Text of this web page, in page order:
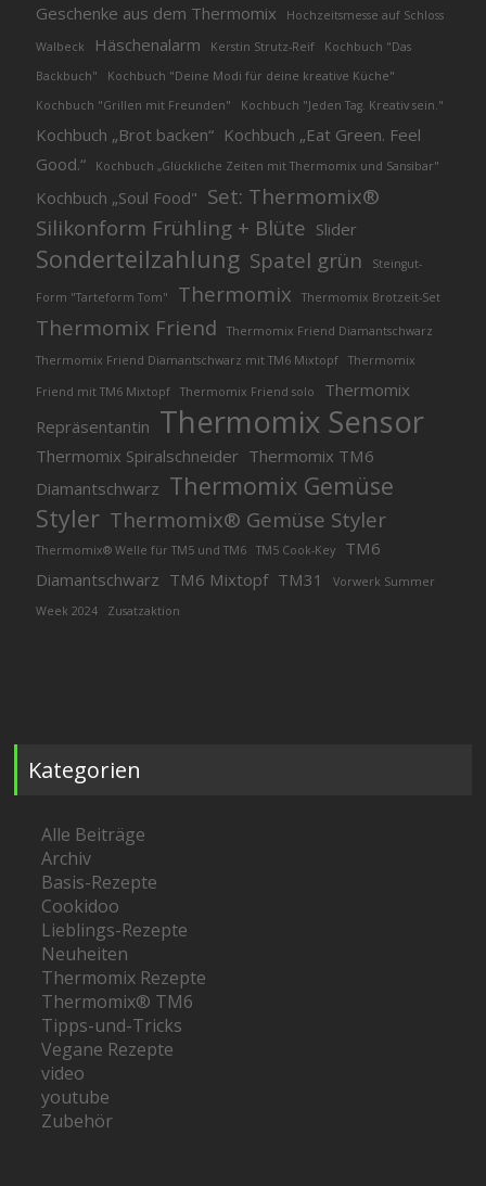
Geschenke aus dem Thermomix Hochzeitsmesse auf Schloss
Walbeck Häschenalarm Kerstin Strutz-Reif
Kochbuch "Das
Backbuch"
Kochbuch "Deine Modi für deine kreative Küche"
Kochbuch "Grillen mit Freunden"
Kochbuch "Jeden Tag. Kreativ sein."
Kochbuch „Brot backen“ Kochbuch „Eat Green. Feel
Good.“
Kochbuch „Glückliche Zeiten mit Thermomix und Sansibar"
Kochbuch „Soul Food" Set: Thermomix®
Silikonform Frühling + Blüte Slider
Sonderteilzahlung Spatel grün Steingut-
Form "Tarteform Tom" Thermomix Thermomix Brotzeit-Set
Thermomix Friend
Thermomix Friend Diamantschwarz
Thermomix Friend Diamantschwarz mit TM6 Mixtopf
Thermomix
Friend mit TM6 Mixtopf Thermomix Friend solo
Thermomix
Repräsentantin Thermomix Sensor
Thermomix Spiralschneider Thermomix TM6
Diamantschwarz Thermomix Gemüse
Styler Thermomix® Gemüse Styler
Thermomix® Welle für TM5 und TM6 TM5 Cook-Key
TM6
Diamantschwarz TM6 Mixtopf TM31
Vorwerk Summer
Week 2024
Zusatzaktion
Kategorien
Alle Beiträge
Archiv
Basis-Rezepte
Cookidoo
Lieblings-Rezepte
Neuheiten
Thermomix Rezepte
Thermomix® TM6
Tipps-und-Tricks
Vegane Rezepte
video
youtube
Zubehör